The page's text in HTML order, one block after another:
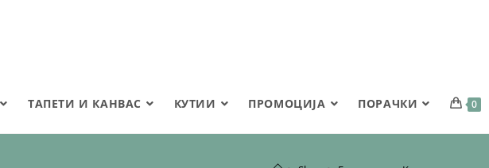
ТАПЕТИ И КАНВАС КУТИИ ПРОМОЦИЈА ПОРАЧКИ 0